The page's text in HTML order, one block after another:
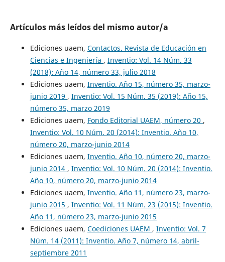
Artículos más leídos del mismo autor/a
Ediciones uaem, Contactos. Revista de Educación en
Ciencias e Ingeniería , Inventio: Vol. 14 Núm. 33
(2018): Año 14, número 33, julio 2018
Ediciones uaem, Inventio. Año 15, número 35, marzo-
junio 2019 , Inventio: Vol. 15 Núm. 35 (2019): Año 15,
número 35, marzo 2019
Ediciones uaem, Fondo Editorial UAEM, número 20 ,
Inventio: Vol. 10 Núm. 20 (2014): Inventio. Año 10,
número 20, marzo-junio 2014
Ediciones uaem, Inventio. Año 10, número 20, marzo-
junio 2014 , Inventio: Vol. 10 Núm. 20 (2014): Inventio.
Año 10, número 20, marzo-junio 2014
Ediciones uaem, Inventio. Año 11, número 23, marzo-
junio 2015 , Inventio: Vol. 11 Núm. 23 (2015): Inventio.
Año 11, número 23, marzo-junio 2015
Ediciones uaem, Coediciones UAEM , Inventio: Vol. 7
Núm. 14 (2011): Inventio. Año 7, número 14, abril-
septiembre 2011